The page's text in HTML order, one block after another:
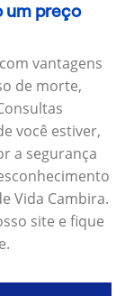
um preço
vantagens
de morte,
você estiver,
a segurança
Vida Cambira.
site e fique